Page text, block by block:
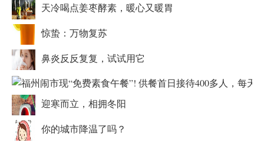
天冷喝点姜枣酵素，暖心又暖胃
惊蛰：万物复苏
鼻炎反反复复，试试用它
迎寒而立，相拥冬阳
你的城市降温了吗？